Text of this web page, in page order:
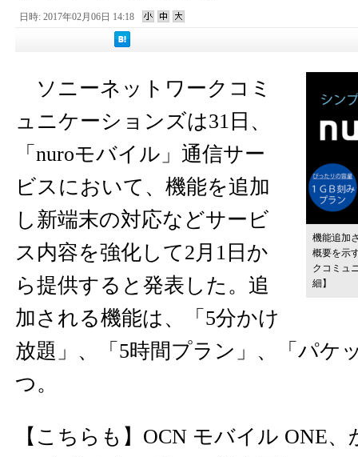
日時: 2017年02月06日 14:18
機能追加
概要を示
クコミュ
細】
ソニーネットワークコミ
ュニケーションズは31日、
「nuroモバイル」通信サー
ビスにおいて、機能を追加
し新端末の対応などサービ
ス内容を強化して2月1日か
ら提供すると発表した。追
加される機能は、「5分かけ
放題」、「5時間プラン」、「パケ
つ。
【こちらも】 OCN モバイル ONE